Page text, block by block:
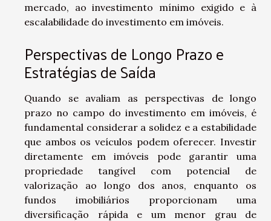
mercado, ao investimento mínimo exigido e à
escalabilidade do investimento em imóveis.
Perspectivas de Longo Prazo e
Estratégias de Saída
Quando se avaliam as perspectivas de longo
prazo no campo do investimento em imóveis, é
fundamental considerar a solidez e a estabilidade
que ambos os veículos podem oferecer. Investir
diretamente em imóveis pode garantir uma
propriedade tangível com potencial de
valorização ao longo dos anos, enquanto os
fundos imobiliários proporcionam uma
diversificação rápida e um menor grau de